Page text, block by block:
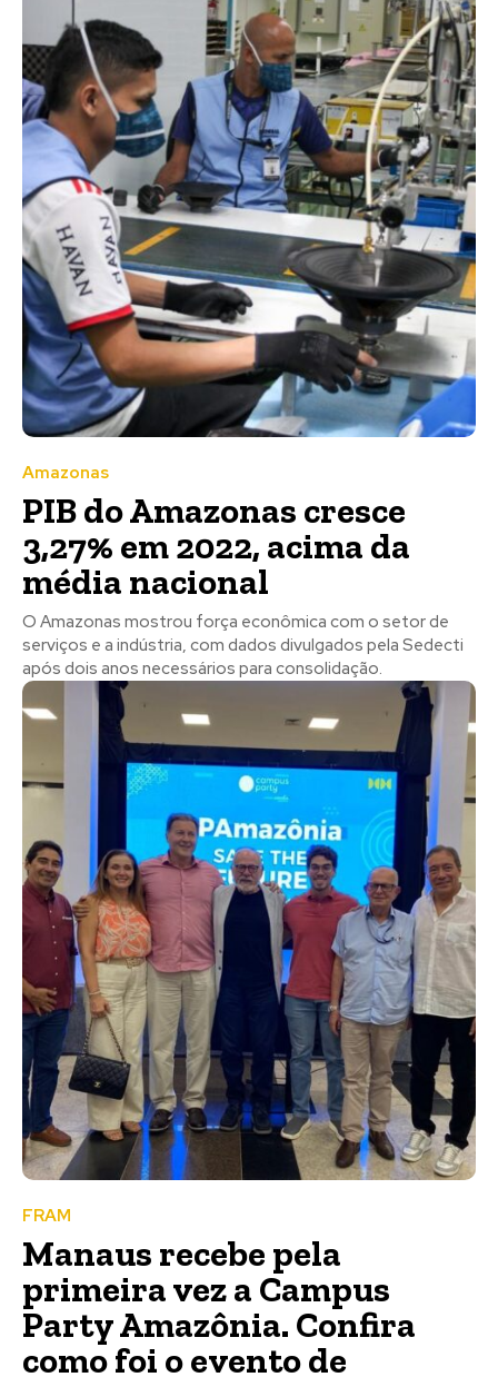
Amazonas
PIB do Amazonas cresce
3,27% em 2022, acima da
média nacional
O Amazonas mostrou força econômica com o setor de
serviços e a indústria, com dados divulgados pela Sedecti
após dois anos necessários para consolidação.
FRAM
Manaus recebe pela
primeira vez a Campus
Party Amazônia. Confira
como foi o evento de